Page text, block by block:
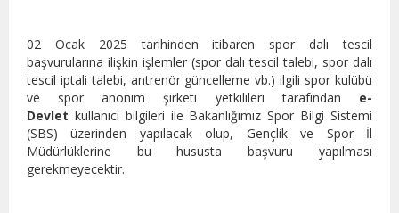
02 Ocak 2025 tarihinden itibaren spor dalı tescil
başvurularına ilişkin işlemler (spor dalı tescil talebi, spor dalı
tescil iptali talebi, antrenör güncelleme vb.) ilgili spor kulübü
ve spor anonim şirketi yetkilileri tarafından e-
Devlet kullanıcı bilgileri ile Bakanlığımız Spor Bilgi Sistemi
(SBS) üzerinden yapılacak olup, Gençlik ve Spor İl
Müdürlüklerine bu hususta başvuru yapılması
gerekmeyecektir.